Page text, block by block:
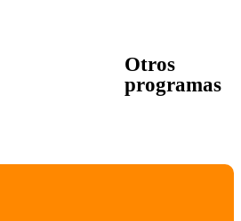
Otros
programas